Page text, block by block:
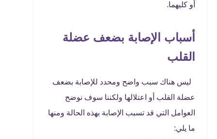
أو كليهما.
أسباب الإصابة بضعف عضلة
القلب
ليس هناك سبب واضح ومحدد للإصابة بضعف
عضلة القلب أو اعتلالها ولكننا سوف نوضح
العوامل التي قد تسبب الإصابة بهذه الحالة ومنها
ما يلي: